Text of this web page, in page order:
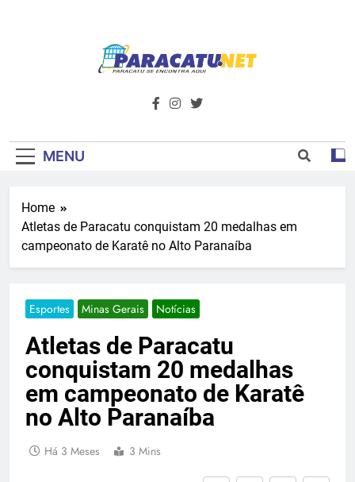
Paracatu.net –
Notícias E
Primeiro Do
Noroeste De
além de tudo sobre esportes e
MENU
Home
Atletas de Paracatu conquistam 20 medalhas em
campeonato de Karatê no Alto Paranaíba
Esportes Minas Gerais Notícias
Atletas de Paracatu
conquistam 20 medalhas
em campeonato de Karatê
no Alto Paranaíba
Há 3 Meses 3 Mins